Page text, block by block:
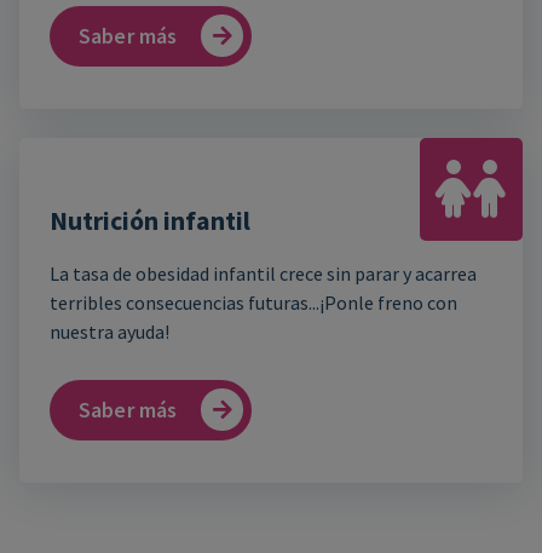
Saber más
Nutrición infantil
La tasa de obesidad infantil crece sin parar y acarrea
terribles consecuencias futuras...¡Ponle freno con
nuestra ayuda!
Saber más